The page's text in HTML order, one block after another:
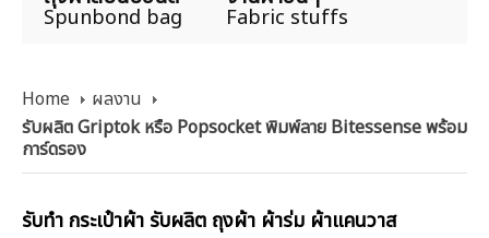
Spunbond bag Fabric stuffs
Home
ผลงาน
รับผลิต Griptok หรือ Popsocket พิมพ์ลาย Bitessense พร้อม
การ์ดรอง
รับทำ กระเป๋าผ้า รับผลิต ถุงผ้า ผ้าร่ม ผ้าแคนวาส